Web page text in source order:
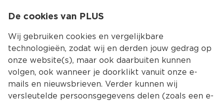
Kies jouw
De cookies van PLUS
Wij gebruiken cookies en vergelijkbare
technologieën, zodat wij en derden jouw gedrag op
onze website(s), maar ook daarbuiten kunnen
volgen, ook wanneer je doorklikt vanuit onze e-
mails en nieuwsbrieven. Verder kunnen wij
versleutelde persoonsgegevens delen (zoals een e-